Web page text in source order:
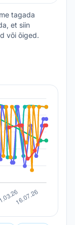
tagada
et siin
või õiged.